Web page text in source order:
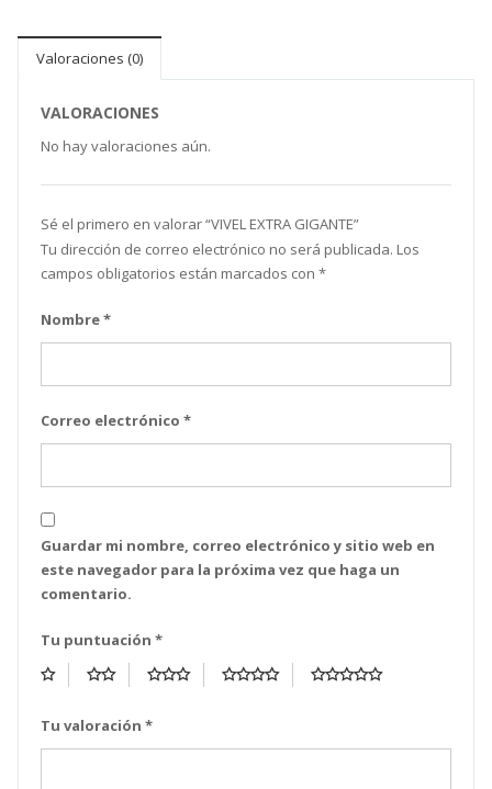
Valoraciones (0)
VALORACIONES
No hay valoraciones aún.
Sé el primero en valorar “VIVEL EXTRA GIGANTE”
Tu dirección de correo electrónico no será publicada. Los
campos obligatorios están marcados con *
Nombre*
Correo electrónico *
Guardar mi nombre, correo electrónico y sitio web en
este navegador para la próxima vez que haga un
comentario.
Tu puntuación *
Tu valoración *